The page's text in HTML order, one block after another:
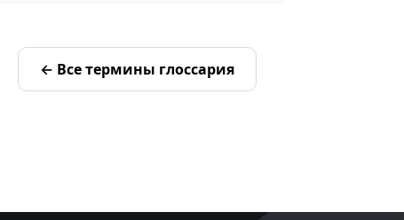
← Все термины глоссария